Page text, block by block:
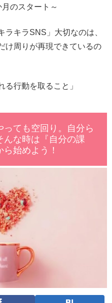
のスタート～
ラキラSNS」大切なのは、
け周りが再現できているの
る行動を取ること」
っても空回り。自分ら
んな時は『自分の課
始めよう！